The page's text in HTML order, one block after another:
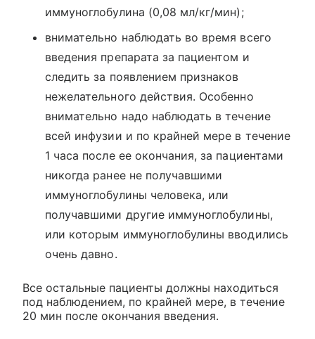
иммуноглобулина (0,08 мл/кг/мин);
внимательно наблюдать во время всего
введения препарата за пациентом и
следить за появлением признаков
нежелательного действия. Особенно
внимательно надо наблюдать в течение
всей инфузии и по крайней мере в течение
1 часа после ее окончания, за пациентами
никогда ранее не получавшими
иммуноглобулины человека, или
получавшими другие иммуноглобулины,
или которым иммуноглобулины вводились
очень давно.
Все остальные пациенты должны находиться
под наблюдением, по крайней мере, в течение
20 мин после окончания введения.